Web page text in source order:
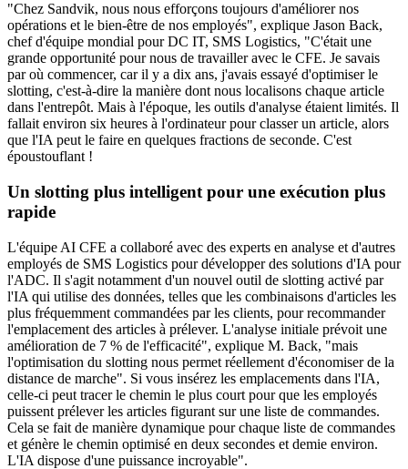
"Chez Sandvik, nous nous efforçons toujours d'améliorer nos
opérations et le bien-être de nos employés", explique Jason Back,
chef d'équipe mondial pour DC IT, SMS Logistics, "C'était une
grande opportunité pour nous de travailler avec le CFE. Je savais
par où commencer, car il y a dix ans, j'avais essayé d'optimiser le
slotting, c'est-à-dire la manière dont nous localisons chaque article
dans l'entrepôt. Mais à l'époque, les outils d'analyse étaient limités. Il
fallait environ six heures à l'ordinateur pour classer un article, alors
que l'IA peut le faire en quelques fractions de seconde. C'est
époustouflant !
Un slotting plus intelligent pour une exécution plus
rapide
L'équipe AI CFE a collaboré avec des experts en analyse et d'autres
employés de SMS Logistics pour développer des solutions d'IA pour
l'ADC. Il s'agit notamment d'un nouvel outil de slotting activé par
l'IA qui utilise des données, telles que les combinaisons d'articles les
plus fréquemment commandées par les clients, pour recommander
l'emplacement des articles à prélever. L'analyse initiale prévoit une
amélioration de 7 % de l'efficacité", explique M. Back, "mais
l'optimisation du slotting nous permet réellement d'économiser de la
distance de marche". Si vous insérez les emplacements dans l'IA,
celle-ci peut tracer le chemin le plus court pour que les employés
puissent prélever les articles figurant sur une liste de commandes.
Cela se fait de manière dynamique pour chaque liste de commandes
et génère le chemin optimisé en deux secondes et demie environ.
L'IA dispose d'une puissance incroyable".